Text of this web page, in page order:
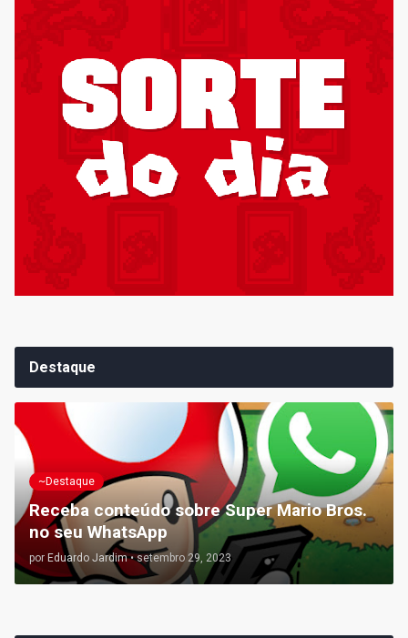
Destaque
~Destaque
Receba conteúdo sobre Super Mario Bros.
no seu WhatsApp
por Eduardo Jardim • setembro 29, 2023